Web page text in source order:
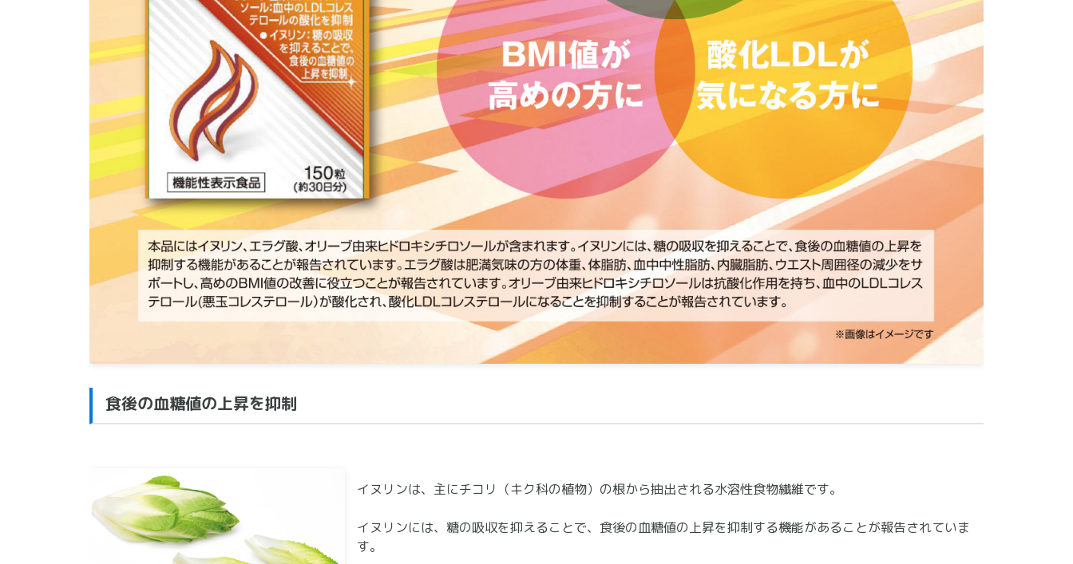
食後の血糖値の上昇を抑制
イヌリンは、主にチコリ（キク科の植物）の根から抽出される水溶性食物繊維です。
イヌリンには、糖の吸収を抑えることで、食後の血糖値の上昇を抑制する機能があることが報告されていま
す。